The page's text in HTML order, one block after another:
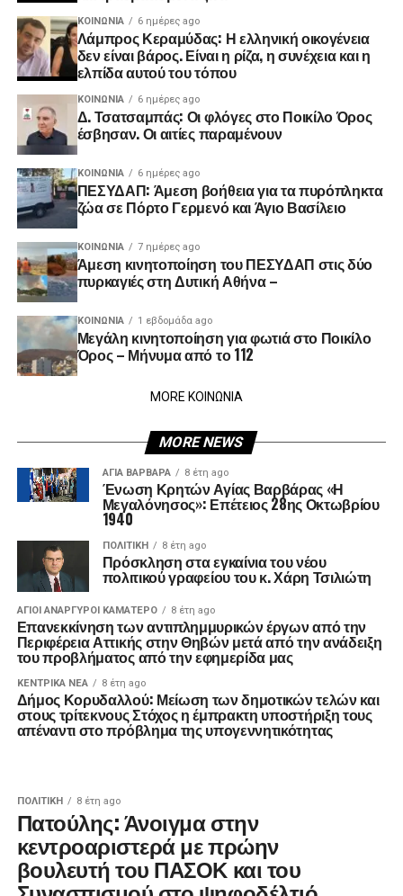
ΚΟΙΝΩΝΊΑ 6 ημέρες ago
Λάμπρος Κεραμύδας: Η ελληνική οικογένεια
δεν είναι βάρος. Είναι η ρίζα, η συνέχεια και η
ελπίδα αυτού του τόπου
ΚΟΙΝΩΝΊΑ 6 ημέρες ago
Δ. Τσατσαμπάς: Οι φλόγες στο Ποικίλο Όρος
έσβησαν. Οι αιτίες παραμένουν
ΚΟΙΝΩΝΊΑ 6 ημέρες ago
ΠΕΣΥΔΑΠ: Άμεση βοήθεια για τα πυρόπληκτα
ζώα σε Πόρτο Γερμενό και Άγιο Βασίλειο
ΚΟΙΝΩΝΊΑ 7 ημέρες ago
Άμεση κινητοποίηση του ΠΕΣΥΔΑΠ στις δύο
πυρκαγιές στη Δυτική Αθήνα –
ΚΟΙΝΩΝΊΑ 1 εβδομάδα ago
Μεγάλη κινητοποίηση για φωτιά στο Ποικίλο
Όρος – Μήνυμα από το 112
MORE ΚΟΙΝΩΝΙΑ
MORE NEWS
ΑΓΙΑ ΒΑΡΒΑΡΑ 8 έτη ago
Ένωση Κρητών Αγίας Βαρβάρας «Η
Μεγαλόνησος»: Επέτειος 28ης Οκτωβρίου
1940
ΠΟΛΙΤΙΚΉ 8 έτη ago
Πρόσκληση στα εγκαίνια του νέου
πολιτικού γραφείου του κ. Χάρη Τσιλιώτη
ΑΓΙΟΙ ΑΝΑΡΓΥΡΟΙ ΚΑΜΑΤΕΡΟ 8 έτη ago
Επανεκκίνηση των αντιπλημμυρικών έργων από την
Περιφέρεια Αττικής στην Θηβών μετά από την ανάδειξη
του προβλήματος από την εφημερίδα μας
ΚΕΝΤΡΙΚΑ ΝΕΑ 8 έτη ago
Δήμος Κορυδαλλού: Μείωση των δημοτικών τελών και
στους τρίτεκνους Στόχος η έμπρακτη υποστήριξη τους
απέναντι στο πρόβλημα της υπογεννητικότητας
ΠΟΛΙΤΙΚΉ 8 έτη ago
Πατούλης: Άνοιγμα στην
κεντροαριστερά με πρώην
βουλευτή του ΠΑΣΟΚ και του